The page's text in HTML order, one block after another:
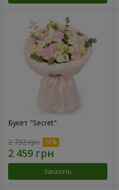
Букет "Secret"
2 732 грн
Заказать